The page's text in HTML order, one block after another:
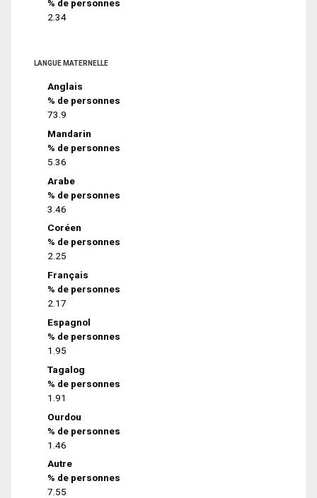
% de personnes
2.34
LANGUE MATERNELLE
Anglais
% de personnes
73.9
Mandarin
% de personnes
5.36
Arabe
% de personnes
3.46
Coréen
% de personnes
2.25
Français
% de personnes
2.17
Espagnol
% de personnes
1.95
Tagalog
% de personnes
1.91
Ourdou
% de personnes
1.46
Autre
% de personnes
7.55